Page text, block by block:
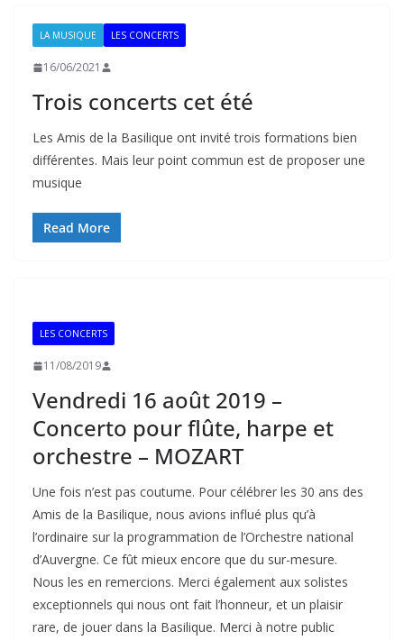
LA MUSIQUE LES CONCERTS
16/06/2021
Trois concerts cet été
Les Amis de la Basilique ont invité trois formations bien
différentes. Mais leur point commun est de proposer une
musique
Read More
LES CONCERTS
11/08/2019
Vendredi 16 août 2019 –
Concerto pour flûte, harpe et
orchestre – MOZART
Une fois n’est pas coutume. Pour célébrer les 30 ans des
Amis de la Basilique, nous avions influé plus qu’à
l’ordinaire sur la programmation de l’Orchestre national
d’Auvergne. Ce fût mieux encore que du sur-mesure.
Nous les en remercions. Merci également aux solistes
exceptionnels qui nous ont fait l’honneur, et un plaisir
rare, de jouer dans la Basilique. Merci à notre public